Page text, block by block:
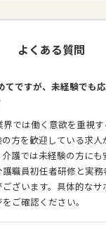
よくある質問
てですが、未経験でも
界では働く意欲を重視
方を歓迎している求人
護では未経験の方にも
職員初任者研修と実
ざいます。具体的なサ
ご確認ください。